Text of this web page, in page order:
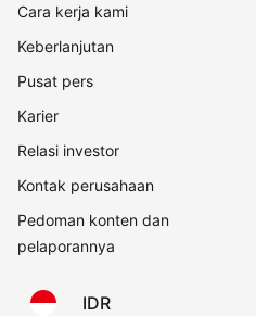
Cara kerja kami
Keberlanjutan
Pusat pers
Karier
Relasi investor
Kontak perusahaan
Pedoman konten dan
pelaporannya
IDR